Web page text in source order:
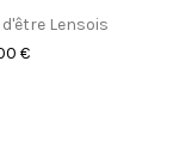
Lensois
€